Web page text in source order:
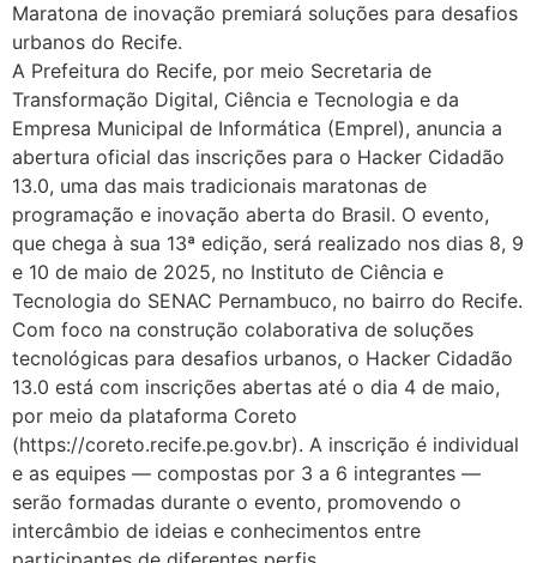
Maratona de inovação premiará soluções para desafios
urbanos do Recife.
A Prefeitura do Recife, por meio Secretaria de
Transformação Digital, Ciência e Tecnologia e da
Empresa Municipal de Informática (Emprel), anuncia a
abertura oficial das inscrições para o Hacker Cidadão
13.0, uma das mais tradicionais maratonas de
programação e inovação aberta do Brasil. O evento,
que chega à sua 13ª edição, será realizado nos dias 8, 9
e 10 de maio de 2025, no Instituto de Ciência e
Tecnologia do SENAC Pernambuco, no bairro do Recife.
Com foco na construção colaborativa de soluções
tecnológicas para desafios urbanos, o Hacker Cidadão
13.0 está com inscrições abertas até o dia 4 de maio,
por meio da plataforma Coreto
(https://coreto.recife.pe.gov.br). A inscrição é individual
e as equipes — compostas por 3 a 6 integrantes —
serão formadas durante o evento, promovendo o
intercâmbio de ideias e conhecimentos entre